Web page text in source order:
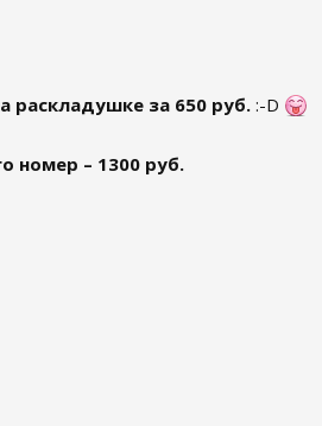
раскладушке за 650 руб. :-D
номер – 1300 руб.